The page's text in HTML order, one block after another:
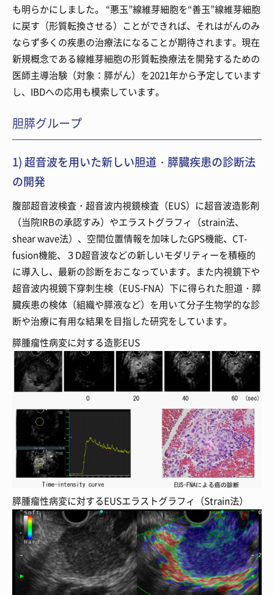
も明らかにしました。 “悪玉”線維芽細胞を“善玉”線維芽細胞
に戻す（形質転換させる）ことができれば、それはがんのみ
ならず多くの疾患の治療法になることが期待されます。現在
新規概念である線維芽細胞の形質転換療法を開発するための
医師主導治験（対象：膵がん）を2021年から予定しています
し、IBDへの応用も模索しています。
胆膵グループ
1) 超音波を用いた新しい胆道・膵臓疾患の診断法
の開発
腹部超音波検査・超音波内視鏡検査（EUS）に超音波造影剤
（当院IRBの承認すみ）やエラストグラフィ（strain法、
shear wave法）、空間位置情報を加味したGPS機能、CT-
fusion機能、３D超音波などの新しいモダリティーを積極的
に導入し、最新の診断をおこなっています。また内視鏡下や
超音波内視鏡下穿刺生検（EUS-FNA）下に得られた胆道・膵
臓疾患の検体（組織や膵液など）を用いて分子生物学的な診
断や治療に有用な結果を目指した研究をしています。
膵腫瘤性病変に対する造影EUS
膵腫瘤性病変に対するEUSエラストグラフィ（Strain法）